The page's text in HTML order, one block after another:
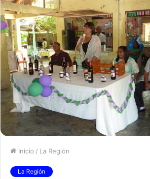
Inicio / La Región
La Región